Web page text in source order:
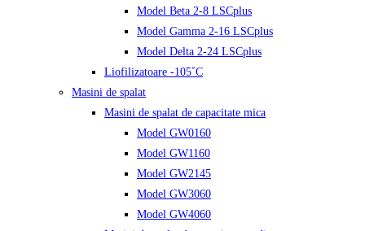
Model Beta 2-8 LSCplus
Model Gamma 2-16 LSCplus
Model Delta 2-24 LSCplus
Liofilizatoare -105˚C
Masini de spalat
Masini de spalat de capacitate mica
Model GW0160
Model GW1160
Model GW2145
Model GW3060
Model GW4060